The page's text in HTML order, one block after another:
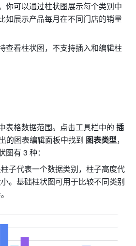
你可以通过柱状图展示每个类别中
如展示产品每月在不同门店的销量
查看柱状图，不支持插入和编辑柱
表格数据范围。点击工具栏中的 插
的图表编辑面板中找到 图表类型，
有 3 种：
子代表一个数据类别，柱子高度代
。基础柱状图可用于比较不同类别